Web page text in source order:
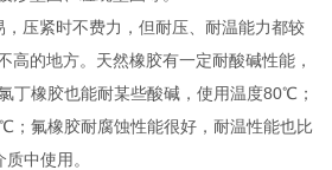
压紧时不费力，但耐压、耐温能力都较
高的地方。天然橡胶有一定耐酸碱性能，
丁橡胶也能耐某些酸碱，使用温度80℃；
；氟橡胶耐腐蚀性能很好，耐温性能也比
中使用。